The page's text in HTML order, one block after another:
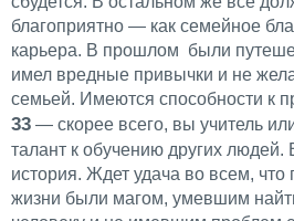
благоприятно — как семейное
карьера. В прошлом были
имел вредные привычки и не
семьей. Имеются способности к
33 — скорее всего, вы учитель
талант к обучению других людей.
история. Ждет удача во всем,
жизни были магом, умевшим